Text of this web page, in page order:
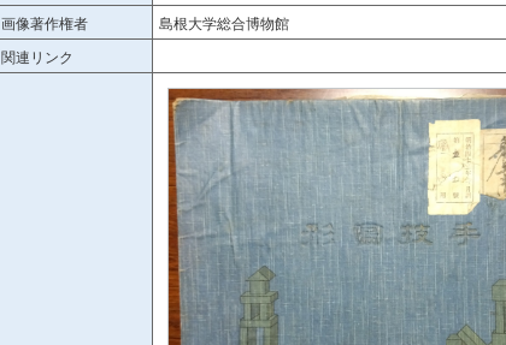
画像著作権者
島根大学総合博物館
関連リンク